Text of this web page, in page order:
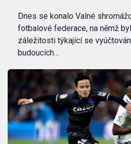
Dnes se konalo Valné
fotbalové federace, na němž
záležitosti týkající se
budoucích…